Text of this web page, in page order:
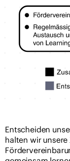
Entscheiden
halten wir